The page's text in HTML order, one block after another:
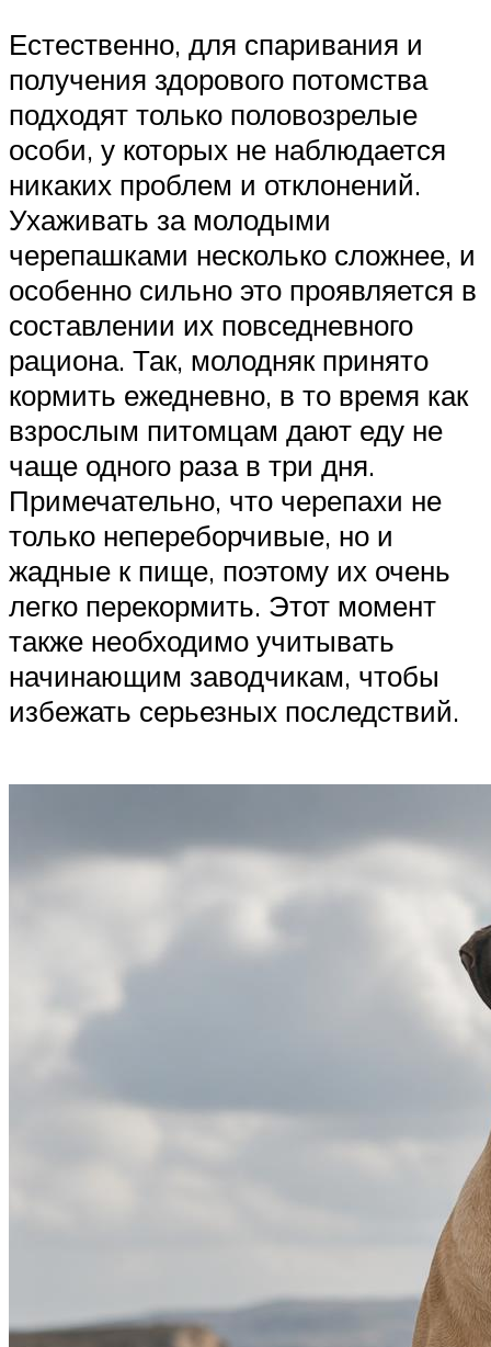
Естественно, для спаривания и
получения здорового потомства
подходят только половозрелые
особи, у которых не наблюдается
никаких проблем и отклонений.
Ухаживать за молодыми
черепашками несколько сложнее, и
особенно сильно это проявляется в
составлении их повседневного
рациона. Так, молодняк принято
кормить ежедневно, в то время как
взрослым питомцам дают еду не
чаще одного раза в три дня.
Примечательно, что черепахи не
только непереборчивые, но и
жадные к пище, поэтому их очень
легко перекормить. Этот момент
также необходимо учитывать
начинающим заводчикам, чтобы
избежать серьезных последствий.